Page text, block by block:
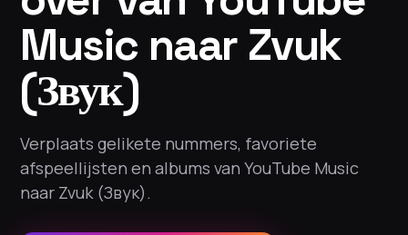
Music naar Zvuk
(Звук)
Verplaats gelikete nummers, favoriete
afspeellijsten en albums van YouTube Music
naar Zvuk (Звук).